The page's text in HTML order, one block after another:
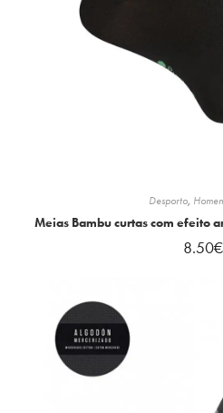
Desporto,
Meias Bambu curtas com efeito
8.50€